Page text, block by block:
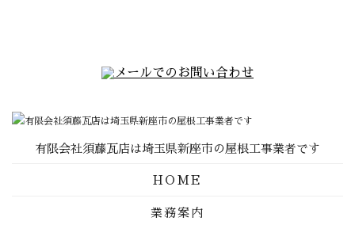
有限会社須藤瓦店は埼玉県新座市の屋根工事業者です
HOME
業務案内